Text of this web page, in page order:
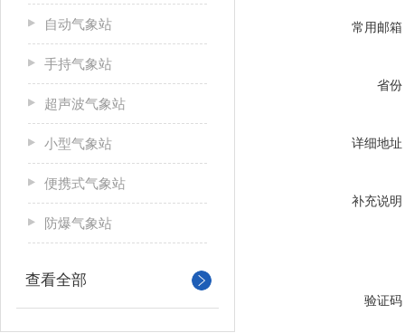
自动气象站
手持气象站
超声波气象站
小型气象站
便携式气象站
防爆气象站
查看全部
常用邮箱
省份
详细地址
补充说明
验证码